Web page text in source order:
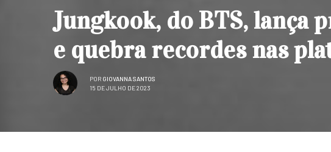
Jungkook, do BTS, lança
e quebra recordes nas
POR GIOVANNA SANTOS
15 DE JULHO DE 2023